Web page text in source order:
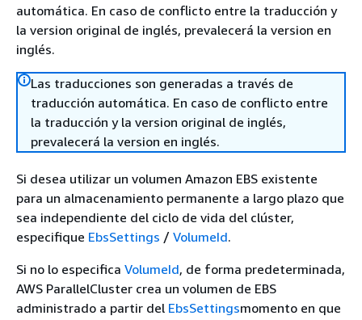
automática. En caso de conflicto entre la traducción y
la version original de inglés, prevalecerá la version en
inglés.
Las traducciones son generadas a través de
traducción automática. En caso de conflicto entre
la traducción y la version original de inglés,
prevalecerá la version en inglés.
Si desea utilizar un volumen Amazon EBS existente
para un almacenamiento permanente a largo plazo que
sea independiente del ciclo de vida del clúster,
especifique EbsSettings / VolumeId.
Si no lo especifica VolumeId, de forma predeterminada,
AWS ParallelCluster crea un volumen de EBS
administrado a partir del EbsSettingsmomento en que